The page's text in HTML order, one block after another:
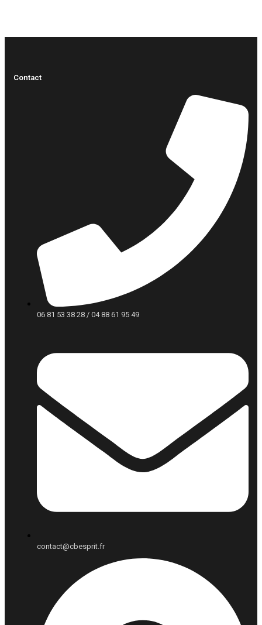
Contact
06 81 53 38 28 / 04 88 61 95 49
contact@cbesprit.fr